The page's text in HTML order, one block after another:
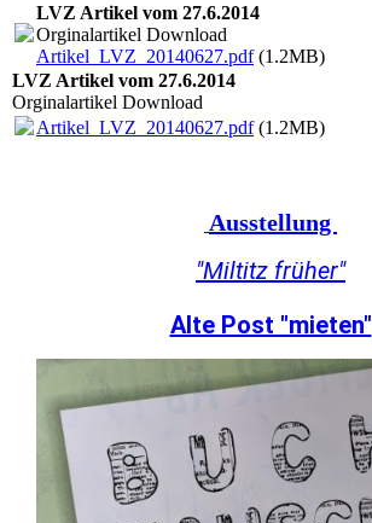
LVZ Artikel vom 27.6.2014
Orginalartikel Download
Artikel_LVZ_20140627.pdf(1.2MB)
LVZ Artikel vom 27.6.2014
Orginalartikel Download
Artikel_LVZ_20140627.pdf(1.2MB)
Ausstellung
"Miltitz früher"
Alte Post "mieten"